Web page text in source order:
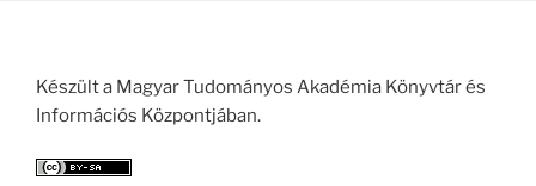
Készült a Magyar Tudományos Akadémia Könyvtár és
Információs Központjában.